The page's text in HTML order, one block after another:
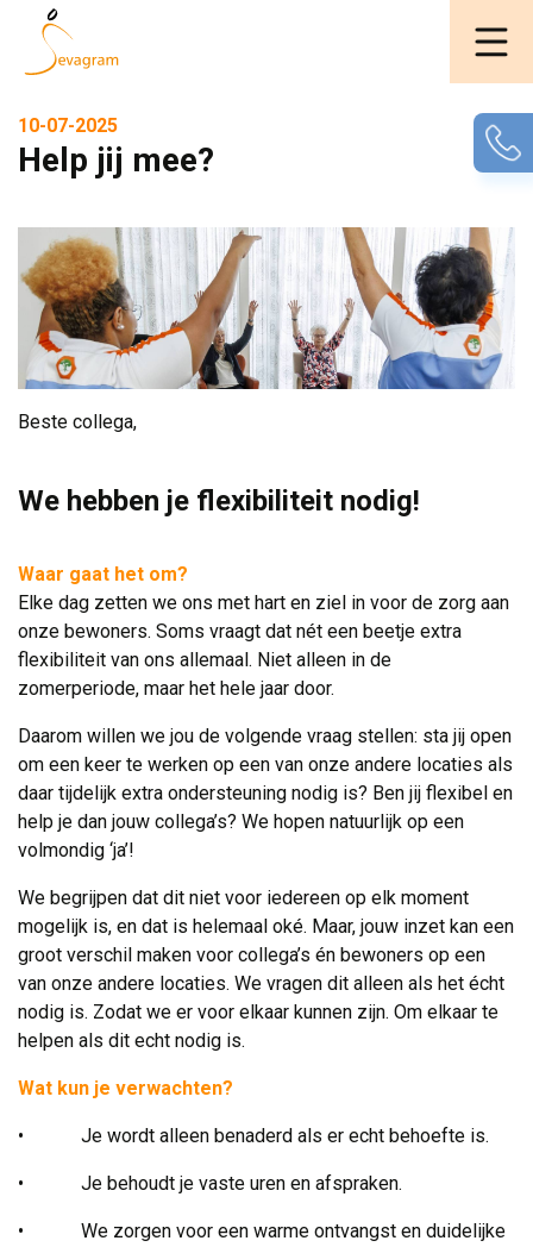
10-07-2025
Help jij mee?
Beste collega,
We hebben je flexibiliteit nodig!
Waar gaat het om?
Elke dag zetten we ons met hart en ziel in voor de zorg aan
onze bewoners. Soms vraagt dat nét een beetje extra
flexibiliteit van ons allemaal. Niet alleen in de
zomerperiode, maar het hele jaar door.
Daarom willen we jou de volgende vraag stellen: sta jij open
om een keer te werken op een van onze andere locaties als
daar tijdelijk extra ondersteuning nodig is? Ben jij flexibel en
help je dan jouw collega’s? We hopen natuurlijk op een
volmondig ‘ja’!
We begrijpen dat dit niet voor iedereen op elk moment
mogelijk is, en dat is helemaal oké. Maar, jouw inzet kan een
groot verschil maken voor collega’s én bewoners op een
van onze andere locaties. We vragen dit alleen als het écht
nodig is. Zodat we er voor elkaar kunnen zijn. Om elkaar te
helpen als dit echt nodig is.
Wat kun je verwachten?
• Je wordt alleen benaderd als er echt behoefte is.
• Je behoudt je vaste uren en afspraken.
• We zorgen voor een warme ontvangst en duidelijke